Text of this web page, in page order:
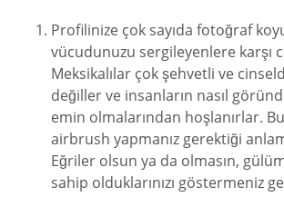
Profilinize çok sayıda fotoğraf
vücudunuzu sergileyenlere karşı
Meksikalılar çok şehvetli ve
değiller ve insanların nasıl
emin olmalarından hoşlanırlar.
airbrush yapmanız gerektiği
Eğriler olsun ya da olmasın,
sahip olduklarınızı göstermeniz